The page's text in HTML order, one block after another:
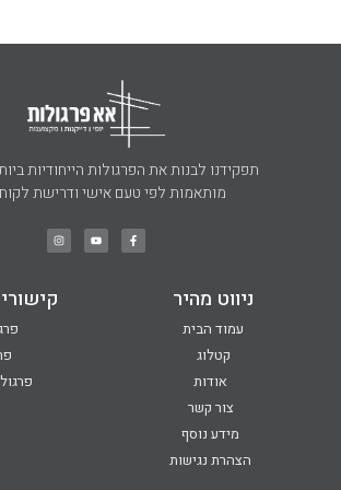
תפקידנו לבנות את הפרגולות הייחודיות
מותאמות לפי טעם אישי ודרישת
ניווט מהיר
עמוד הבית
קטלוג
אודות
צור קשר
מידע נוסף
הצהרת נגישות